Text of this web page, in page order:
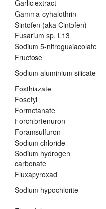
Garlic extract
Gamma-cyhalothrin
Sintofen (aka Cintofen)
Fusarium sp. L13
Sodium 5-nitroguaiacolate
Fructose
Sodium aluminium silicate
Fosthiazate
Fosetyl
Formetanate
Forchlorfenuron
Foramsulfuron
Sodium chloride
Sodium hydrogen
carbonate
Fluxapyroxad
Sodium hypochlorite